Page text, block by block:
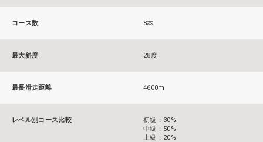
コース数 8本
最大斜度 28度
最長滑走距離 4600m
レベル別コース比較
初級：30%
中級：50%
上級：20%